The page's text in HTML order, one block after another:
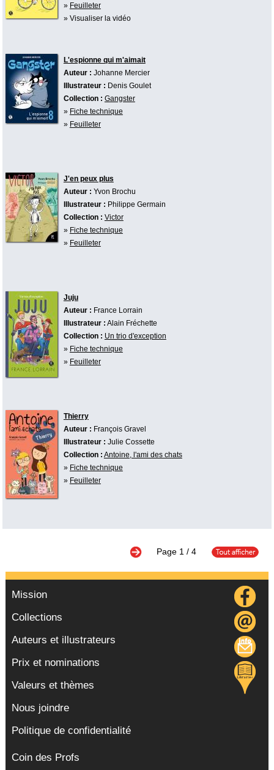
» Feuilleter
» Visualiser la vidéo
L'espionne qui m'aimait
Auteur : Johanne Mercier
Illustrateur : Denis Goulet
Collection : Gangster
» Fiche technique
» Feuilleter
J'en peux plus
Auteur : Yvon Brochu
Illustrateur : Philippe Germain
Collection : Victor
» Fiche technique
» Feuilleter
Juju
Auteur : France Lorrain
Illustrateur : Alain Fréchette
Collection : Un trio d'exception
» Fiche technique
» Feuilleter
Thierry
Auteur : François Gravel
Illustrateur : Julie Cossette
Collection : Antoine, l'ami des chats
» Fiche technique
» Feuilleter
Page 1 / 4
Mission
Collections
Auteurs et illustrateurs
Prix et nominations
Valeurs et thèmes
Nous joindre
Politique de confidentialité
Coin des Profs